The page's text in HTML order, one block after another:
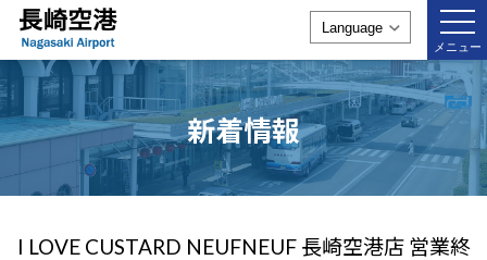
メニュー
新着情報
I LOVE CUSTARD NEUFNEUF 長崎空港店 営業終